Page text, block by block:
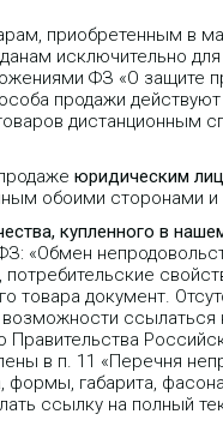
приобретенным в
исключительно
ФЗ «О защите
продажи
юридическим
обоими сторонами
купленного в
«Обмен
документ.
Правительства
в п. 11 «Перечня
габарита,
ссылку на полный